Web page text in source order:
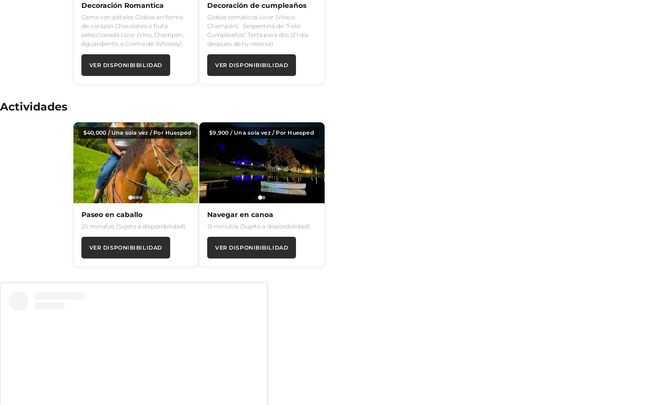
Decoración Romantica
Cama con pétalos Globos en forma
de corazón Chocolates o fruta
seleccionada Licor (Vino, Champán,
Aguardiente, o Crema de Whiskey)
VER DISPONIBIBILIDAD
Decoración de cumpleaños
Globos tematicos Licor (Vino o
Champán) Serpentina de "Feliz
Cumpleaños" Torta para dos (El día
despues de tu reserva)
VER DISPONIBIBILIDAD
Actividades
$40,000 / Una sola vez / Por Huesped
Paseo en caballo
25 minutos (Sujeto a disponibilidad)
VER DISPONIBIBILIDAD
$9,900 / Una sola vez / Por Huesped
Navegar en canoa
15 minutos (Sujeto a disponibilidad)
VER DISPONIBIBILIDAD